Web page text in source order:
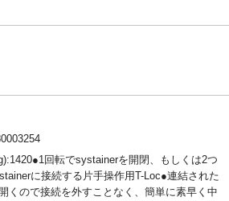
回転でsystainerを開閉、もしくは2つ
に接続する片手操作用T-Loc●連結された
くので接続を外すことなく、簡単に素早く中